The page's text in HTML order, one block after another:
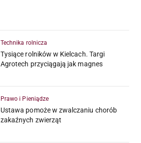
Technika rolnicza
Tysiące rolników w Kielcach. Targi
Agrotech przyciągają jak magnes
Prawo i Pieniądze
Ustawa pomoże w zwalczaniu chorób
zakaźnych zwierząt